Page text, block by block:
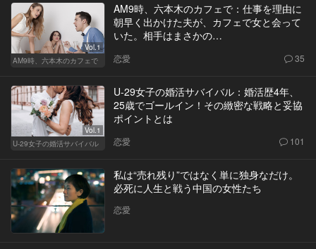
Vol.1
AM9時、六本木のカフェで
AM9時、六本木のカフェで：仕事を理由に
朝早く出かけた夫が、カフェで女と会って
いた。相手はまさかの…
恋愛 35
Vol.1
U-29女子の婚活サバイバル
U-29女子の婚活サバイバル：婚活歴4年、
25歳でゴールイン！その緻密な戦略と妥協
ポイントとは
恋愛 101
私は“売れ残り”ではなく単に独身なだけ。
必死に人生と戦う中国の女性たち
恋愛